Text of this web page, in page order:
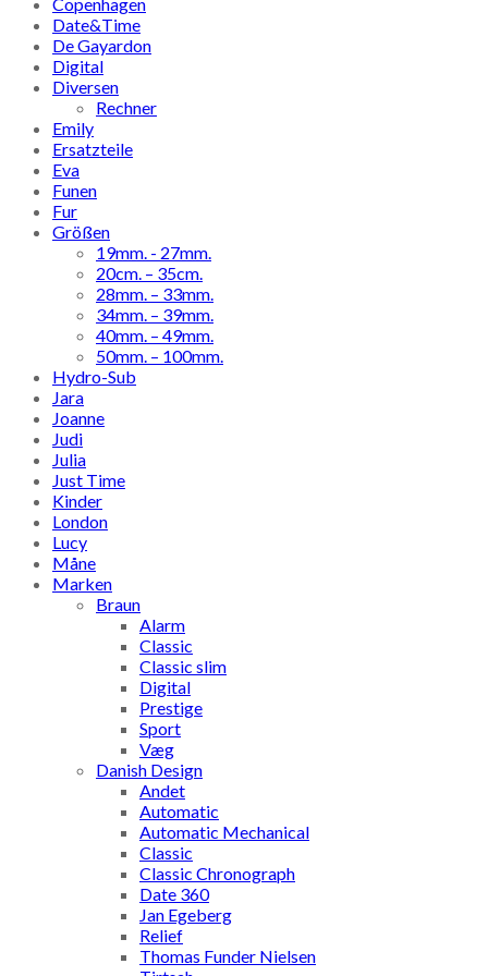
Date&Time
De Gayardon
Digital
Diversen
Rechner
Emily
Ersatzteile
Eva
Funen
Fur
Größen
19mm. - 27mm.
20cm. – 35cm.
28mm. – 33mm.
34mm. – 39mm.
40mm. – 49mm.
50mm. – 100mm.
Hydro-Sub
Jara
Joanne
Judi
Julia
Just Time
Kinder
London
Lucy
Måne
Marken
Braun
Alarm
Classic
Classic slim
Digital
Prestige
Sport
Væg
Danish Design
Andet
Automatic
Automatic Mechanical
Classic
Classic Chronograph
Date 360
Jan Egeberg
Relief
Thomas Funder Nielsen